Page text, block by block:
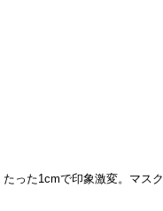
たった1cmで印象激変。マス